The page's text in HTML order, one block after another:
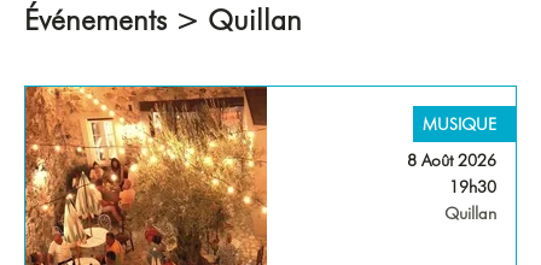
Événements > Quillan
MUSIQUE
8 Août 2026
19h30
Quillan